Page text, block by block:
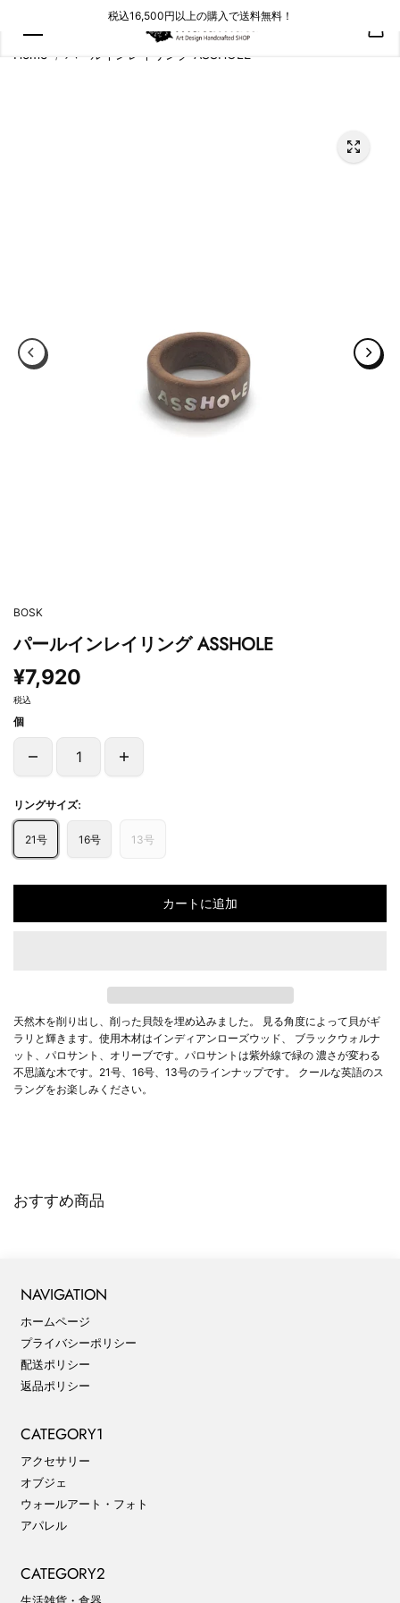
税込16,500円以上の購入で送料無料！
Home パールインレイリング ASSHOLE
BOSK
パールインレイリング ASSHOLE
¥7,920
税込
個
リングサイズ:
21号 16号 13号
カートに追加
天然木を削り出し、削った貝殻を埋め込みました。 見る角度によって貝がギ
ラリと輝きます。使用木材はインディアンローズウッド、 ブラックウォルナ
ット、パロサント、オリーブです。パロサントは紫外線で緑の 濃さが変わる
不思議な木です。21号、16号、13号のラインナップです。 クールな英語のス
ラングをお楽しみください。
おすすめ商品
NAVIGATION
ホームページ
プライバシーポリシー
配送ポリシー
返品ポリシー
CATEGORY1
アクセサリー
オブジェ
ウォールアート・フォト
アパレル
CATEGORY2